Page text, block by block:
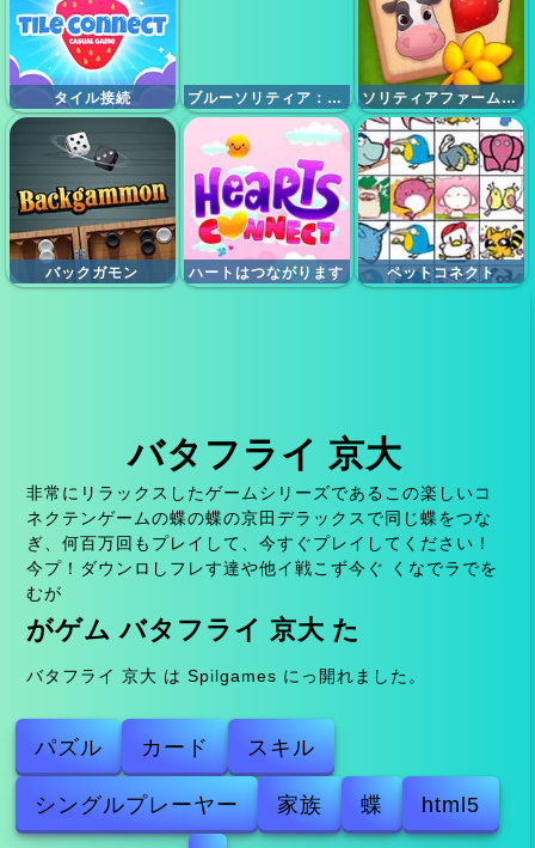
タイル接続 ブルーソリティア：毎日 ソリティアファームマジョン
バックガモン ハートはつながります ペットコネクト
バタフライ 京大
非常にリラックスしたゲームシリーズであるこの楽しいコ
ネクテンゲームの蝶の蝶の京田デラックスで同じ蝶をつな
ぎ、何百万回もプレイして、今すぐプレイしてください！
今プ！ダウンロしフレす達や他イ戦こず今ぐ くなでラでを
むが
がゲム バタフライ 京大 た
バタフライ 京大 は Spilgames にっ開れました。
パズル カード スキル
シングルプレーヤー 家族 蝶 html5